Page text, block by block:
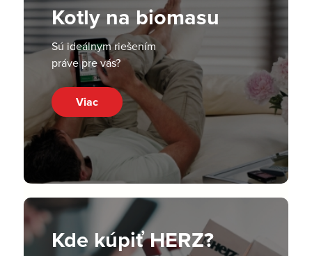
Kotly na biomasu
Sú ideálnym riešením
práve pre vás?
Viac
Kde kúpiť HERZ?